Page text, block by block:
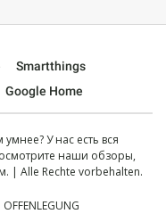
Smartthings
Google Home
У нас есть вся
наши обзоры,
| Alle Rechte vorbehalten.